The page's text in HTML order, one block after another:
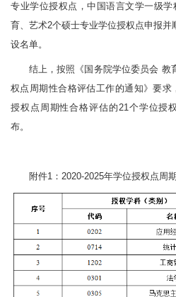
专业学位授权点，中国语言文学一级
育、艺术2个硕士专业学位授权点申报并
设名单。
结上，按照《国务院学位委员会 教
权点周期性合格评估工作的通知》要
授权点周期性合格评估的21个学位授
布。
附件1：2020-2025年学位授权点周